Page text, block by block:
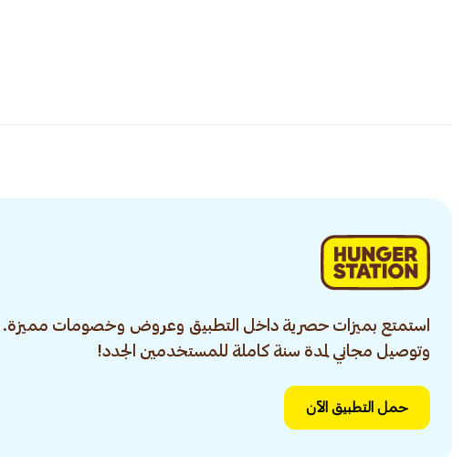
استمتع بميزات حصرية داخل التطبيق وعروض وخصومات مميزة.
وتوصيل مجاني لمدة سنة كاملة للمستخدمين الجدد!
حمل التطبيق الآن